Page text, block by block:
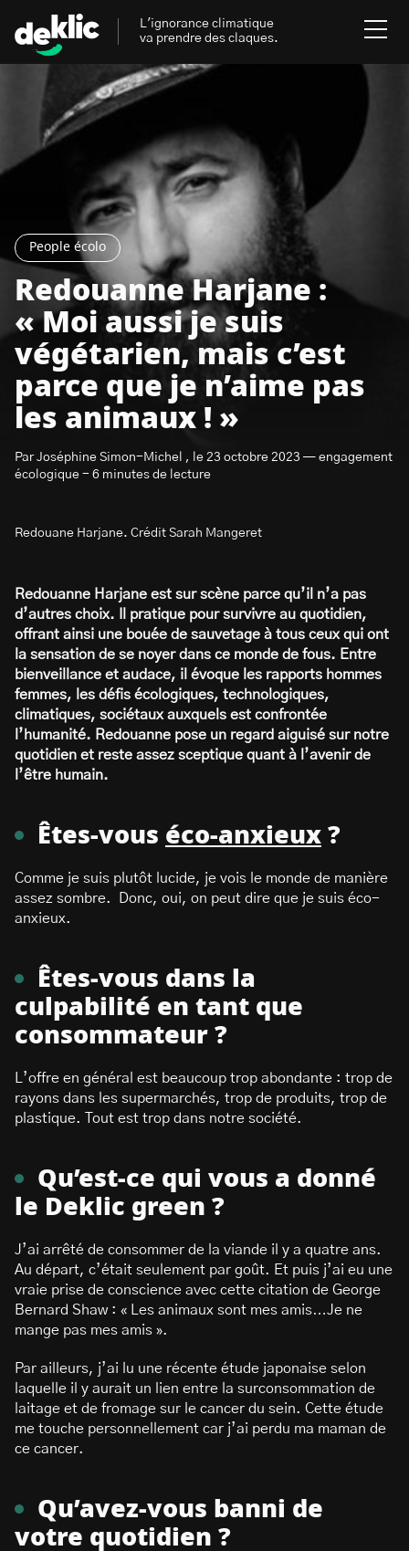
People écolo
Redouanne Harjane :
« Moi aussi je suis
végétarien, mais c’est
parce que je n’aime pas
les animaux ! »
Par Joséphine Simon-Michel , le 23 octobre 2023 — engagement
écologique - 6 minutes de lecture
Redouane Harjane. Crédit Sarah Mangeret
Redouanne Harjane est sur scène parce qu’il n’a pas
d’autres choix. Il pratique pour survivre au quotidien,
offrant ainsi une bouée de sauvetage à tous ceux qui ont
la sensation de se noyer dans ce monde de fous. Entre
bienveillance et audace, il évoque les rapports hommes
femmes, les défis écologiques, technologiques,
climatiques, sociétaux auxquels est confrontée
l’humanité. Redouanne pose un regard aiguisé sur notre
quotidien et reste assez sceptique quant à l’avenir de
l’être humain.
Êtes-vous éco-anxieux ?
Comme je suis plutôt lucide, je vois le monde de manière
assez sombre. Donc, oui, on peut dire que je suis éco-
anxieux.
Êtes-vous dans la
culpabilité en tant que
consommateur ?
L’offre en général est beaucoup trop abondante : trop de
rayons dans les supermarchés, trop de produits, trop de
plastique. Tout est trop dans notre société.
Qu’est-ce qui vous a donné
le Deklic green ?
J’ai arrêté de consommer de la viande il y a quatre ans.
Au départ, c’était seulement par goût. Et puis j’ai eu une
vraie prise de conscience avec cette citation de George
Bernard Shaw : « Les animaux sont mes amis…Je ne
mange pas mes amis ».
Par ailleurs, j’ai lu une récente étude japonaise selon
laquelle il y aurait un lien entre la surconsommation de
laitage et de fromage sur le cancer du sein. Cette étude
me touche personnellement car j’ai perdu ma maman de
ce cancer.
Qu’avez-vous banni de
votre quotidien ?
L'ignorance climatique
va prendre des claques.
Rechercher
Environnement
Aides, bons plans & cie
Énergies renouvelables
Mobilités durables
Gestes écologiques
Inspiré.es inspirant.es
S’abonner à la newsletter
Rechercher
Les mots clés les plus
recherchés sur Deklic
Transition Écologique deklic kids
interview Volte-face influenceur.se